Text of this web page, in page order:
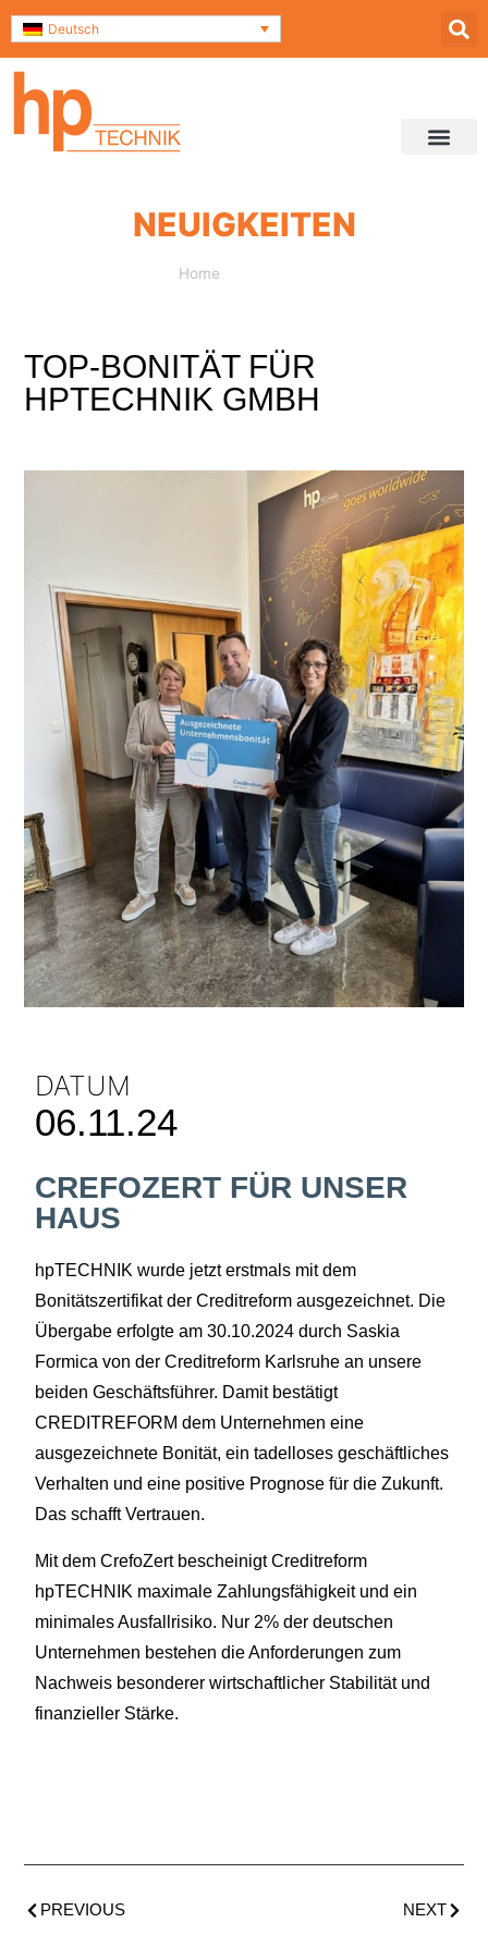
Deutsch
NEUIGKEITEN
Home
TOP-BONITÄT FÜR
HPTECHNIK GMBH
DATUM
06.11.24
CREFOZERT FÜR UNSER
HAUS
hpTECHNIK wurde jetzt erstmals mit dem
Bonitätszertifikat der Creditreform ausgezeichnet. Die
Übergabe erfolgte am 30.10.2024 durch Saskia
Formica von der Creditreform Karlsruhe an unsere
beiden Geschäftsführer. Damit bestätigt
CREDITREFORM dem Unternehmen eine
ausgezeichnete Bonität, ein tadelloses geschäftliches
Verhalten und eine positive Prognose für die Zukunft.
Das schafft Vertrauen.
Mit dem CrefoZert bescheinigt Creditreform
hpTECHNIK maximale Zahlungsfähigkeit und ein
minimales Ausfallrisiko. Nur 2% der deutschen
Unternehmen bestehen die Anforderungen zum
Nachweis besonderer wirtschaftlicher Stabilität und
finanzieller Stärke.
PREVIOUS NEXT